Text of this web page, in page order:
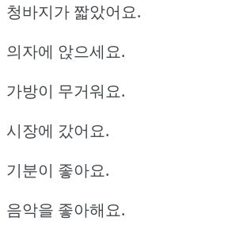
청바지가 짧았어요.
의자에 앉으세요.
가방이 무거워요.
시장에 갔어요.
기분이 좋아요.
음악을 좋아해요.